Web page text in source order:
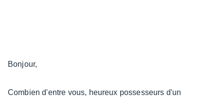
Bonjour,
Combien d'entre vous, heureux possesseurs d'un